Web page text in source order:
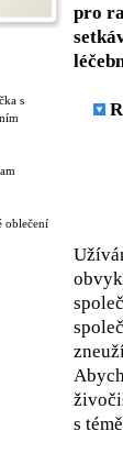
s
oblečení
pro
s